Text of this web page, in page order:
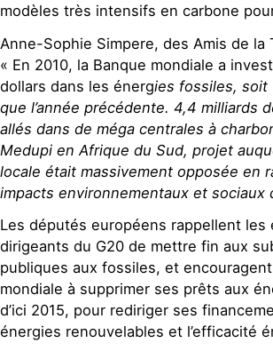
modèles très intensifs en carbone
Anne-Sophie Simpere, des Amis de la
« En 2010, la Banque mondiale a
dollars dans les énergies fossiles, soit
que l’année précédente. 4,4 milliards
allés dans de méga centrales à
Medupi en Afrique du Sud, projet
locale était massivement opposée en
impacts environnementaux et sociaux
Les députés européens rappellent les
dirigeants du G20 de mettre fin aux
publiques aux fossiles, et
mondiale à supprimer ses prêts aux
d’ici 2015, pour rediriger ses
énergies renouvelables et l’efficacité